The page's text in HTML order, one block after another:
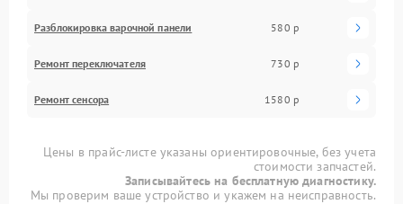
Разблокировка варочной панели 580 р
Ремонт переключателя 730 р
Ремонт сенсора 1580 р
Цены в прайс-листе указаны ориентировочные, без учета
стоимости запчастей.
Записывайтесь на бесплатную диагностику.
Мы проверим ваше устройство и укажем на неисправность.